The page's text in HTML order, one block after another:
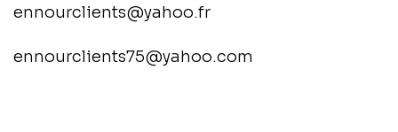
ennourclients@yahoo.fr
ennourclients75@yahoo.com